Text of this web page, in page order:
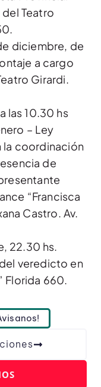
Teatro
diciembre, de
a cargo
Girardi.
las 10.30 hs
– Ley
la coordinación
de
“Francisca
Castro. Av.
22.30 hs.
veredicto en
Florida 660.